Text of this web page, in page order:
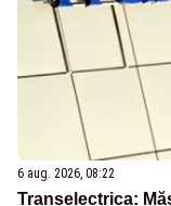
6 aug. 2026, 08:22
Transelectrica: